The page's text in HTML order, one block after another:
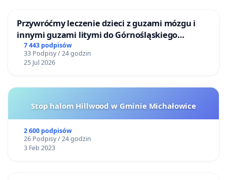
Przywróćmy leczenie dzieci z guzami mózgu i
innymi guzami litymi do Górnośląskiego
Centrum Zdrowia Dziecka w Katowicach
7 443 podpisów
33 Podpisy / 24 godzin
25 Jul 2026
Stop halom Hillwood w Gminie Michałowice
2 600 podpisów
26 Podpisy / 24 godzin
3 Feb 2023